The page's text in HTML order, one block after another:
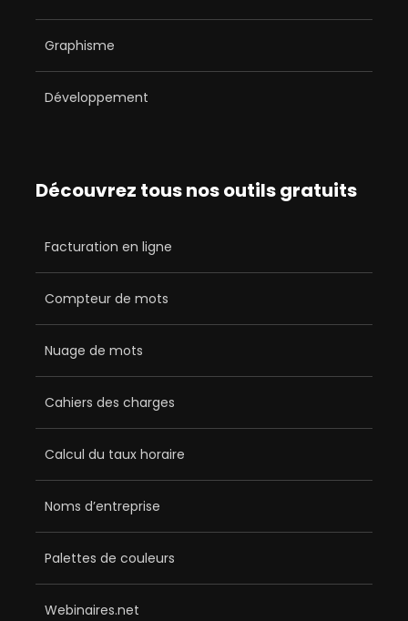
Graphisme
Développement
Découvrez tous nos outils gratuits
Facturation en ligne
Compteur de mots
Nuage de mots
Cahiers des charges
Calcul du taux horaire
Noms d’entreprise
Palettes de couleurs
Webinaires.net